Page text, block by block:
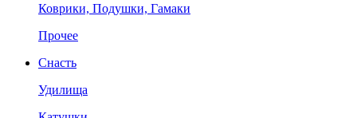
Коврики, Подушки, Гамаки
Прочее
Снасть
Удилища